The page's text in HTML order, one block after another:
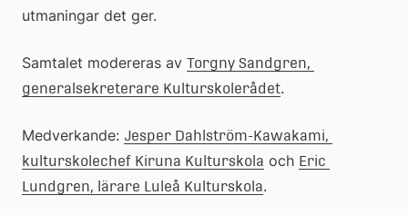
utmaningar det ger.
Samtalet modereras av Torgny Sandgren,
generalsekreterare Kulturskolerådet.
Medverkande: Jesper Dahlström-Kawakami,
kulturskolechef Kiruna Kulturskola och Eric
Lundgren, lärare Luleå Kulturskola.